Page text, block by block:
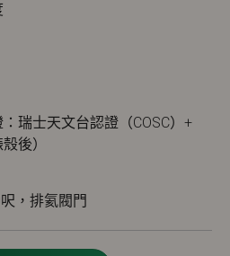
瑞士天文台認證（COSC）+
後）
，排氦閥門